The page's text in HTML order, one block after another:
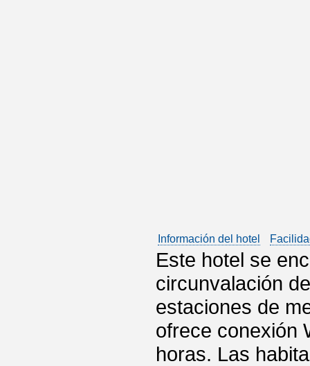
Información del hotel
Este hotel se
circunvalación
estaciones de
ofrece conexión
horas. Las